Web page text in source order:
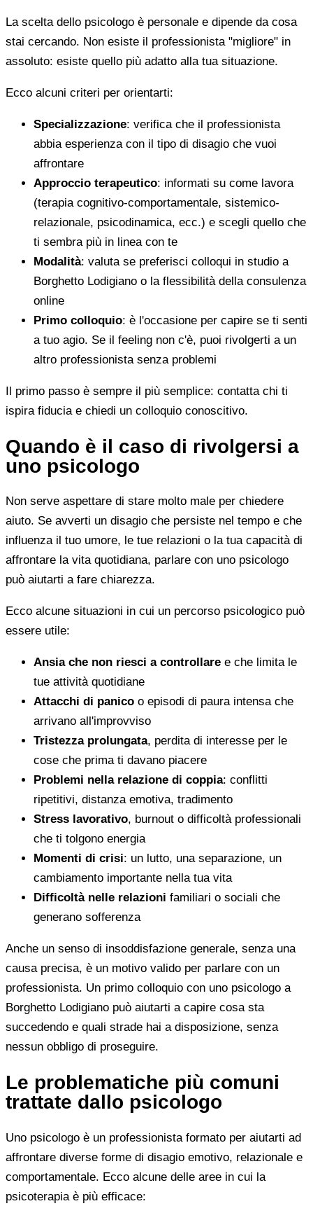
La scelta dello psicologo è personale e dipende da cosa
stai cercando. Non esiste il professionista "migliore" in
assoluto: esiste quello più adatto alla tua situazione.
Ecco alcuni criteri per orientarti:
Specializzazione: verifica che il professionista
abbia esperienza con il tipo di disagio che vuoi
affrontare
Approccio terapeutico: informati su come lavora
(terapia cognitivo-comportamentale, sistemico-
relazionale, psicodinamica, ecc.) e scegli quello che
ti sembra più in linea con te
Modalità: valuta se preferisci colloqui in studio a
Borghetto Lodigiano o la flessibilità della consulenza
online
Primo colloquio: è l'occasione per capire se ti senti
a tuo agio. Se il feeling non c'è, puoi rivolgerti a un
altro professionista senza problemi
Il primo passo è sempre il più semplice: contatta chi ti
ispira fiducia e chiedi un colloquio conoscitivo.
Quando è il caso di rivolgersi a
uno psicologo
Non serve aspettare di stare molto male per chiedere
aiuto. Se avverti un disagio che persiste nel tempo e che
influenza il tuo umore, le tue relazioni o la tua capacità di
affrontare la vita quotidiana, parlare con uno psicologo
può aiutarti a fare chiarezza.
Ecco alcune situazioni in cui un percorso psicologico può
essere utile:
Ansia che non riesci a controllare e che limita le
tue attività quotidiane
Attacchi di panico o episodi di paura intensa che
arrivano all'improvviso
Tristezza prolungata, perdita di interesse per le
cose che prima ti davano piacere
Problemi nella relazione di coppia: conflitti
ripetitivi, distanza emotiva, tradimento
Stress lavorativo, burnout o difficoltà professionali
che ti tolgono energia
Momenti di crisi: un lutto, una separazione, un
cambiamento importante nella tua vita
Difficoltà nelle relazioni familiari o sociali che
generano sofferenza
Anche un senso di insoddisfazione generale, senza una
causa precisa, è un motivo valido per parlare con un
professionista. Un primo colloquio con uno psicologo a
Borghetto Lodigiano può aiutarti a capire cosa sta
succedendo e quali strade hai a disposizione, senza
nessun obbligo di proseguire.
Le problematiche più comuni
trattate dallo psicologo
Uno psicologo è un professionista formato per aiutarti ad
affrontare diverse forme di disagio emotivo, relazionale e
comportamentale. Ecco alcune delle aree in cui la
psicoterapia è più efficace: